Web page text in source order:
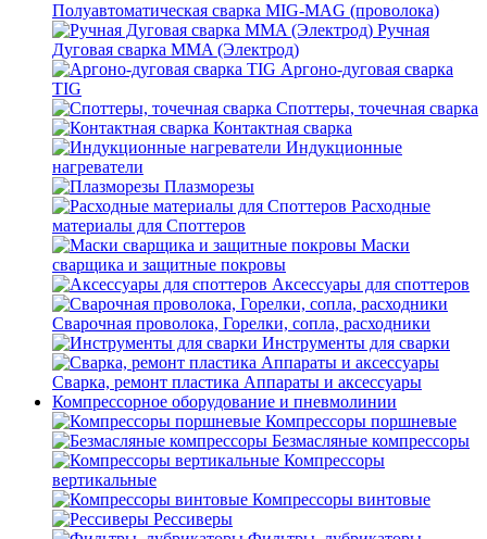
Полуавтоматическая сварка MIG-MAG (проволока)
Ручная
Дуговая сварка MMA (Электрод)
Аргоно-дуговая сварка
TIG
Споттеры, точечная сварка
Контактная сварка
Индукционные
нагреватели
Плазморезы
Расходные
материалы для Споттеров
Маски
сварщика и защитные покровы
Аксессуары для споттеров
Сварочная проволока, Горелки, сопла, расходники
Инструменты для сварки
Сварка, ремонт пластика Аппараты и аксессуары
Компрессорное оборудование и пневмолинии
Компрессоры поршневые
Безмасляные компрессоры
Компрессоры
вертикальные
Компрессоры винтовые
Рессиверы